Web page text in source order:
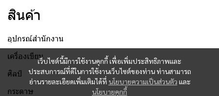
เว็บไซต์นี้มีการใช้งานคุกกี้ เพื่อเพิ่มประสิทธิภาพและ
ประสบการณ์ที่ดีในการใช้งานเว็บไซต์ของท่าน ท่านสามารถ
อ่านรายละเอียดเพิ่มเติมได้ที่ นโยบายความเป็นส่วนตัว และ
นโยบายคุกกี้
สินค้า
อุปกรณ์สำนักงาน
เครื่องเขียน
ศิลป์
กระดาษ